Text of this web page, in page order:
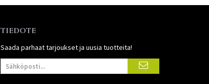
TIEDOTE
Saada parhaat tarjoukset ja uusia tuotteita!